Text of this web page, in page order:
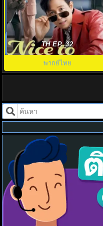
ยินดีที่ไม่รู้จัก (2025) Nice to Not
Meet You พากย์ไทย
TH EP. 32
พากย์ไทย